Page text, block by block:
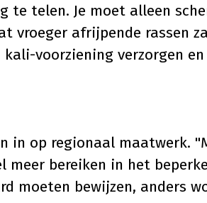
te telen. Je moet alleen
vroeger afrijpende rassen
kali-voorziening verzorgen
in op regionaal maatwerk.
meer bereiken in het
moeten bewijzen, anders